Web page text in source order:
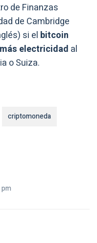
de Finanzas
de Cambridge
si el bitcoin
electricidad al
o Suiza.
criptomoneda